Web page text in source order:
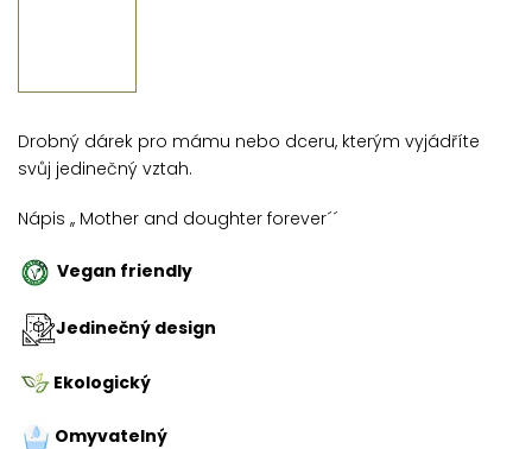
Drobný dárek pro mámu nebo dceru, kterým vyjádříte
svůj jedinečný vztah.
Nápis ,, Mother and doughter forever´´
Vegan friendly
Jedinečný design
Ekologický
Omyvatelný